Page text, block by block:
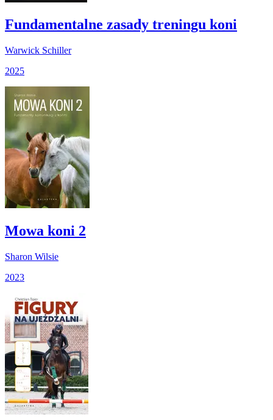
Fundamentalne zasady treningu koni
Warwick Schiller
2025
Mowa koni 2
Sharon Wilsie
2023